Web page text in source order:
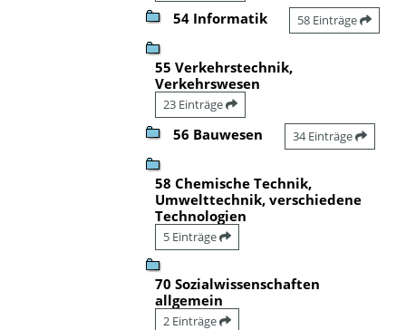
54 Informatik 58 Einträge
55 Verkehrstechnik,
Verkehrswesen
23 Einträge
56 Bauwesen 34 Einträge
58 Chemische Technik,
Umwelttechnik, verschiedene
Technologien
5 Einträge
70 Sozialwissenschaften
allgemein
2 Einträge